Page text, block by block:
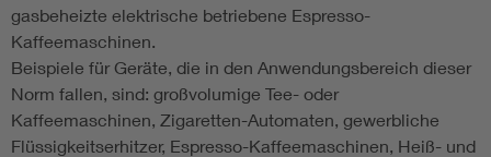
gasbeheizte elektrische betriebene Espresso-
Kaffeemaschinen.
Beispiele für Geräte, die in den Anwendungsbereich dieser
Norm fallen, sind: großvolumige Tee- oder
Kaffeemaschinen, Zigaretten-Automaten, gewerbliche
Flüssigkeitserhitzer, Espresso-Kaffeemaschinen, Heiß- und